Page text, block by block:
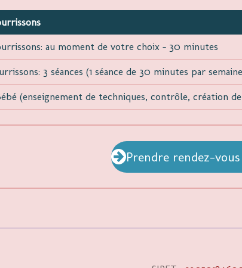
au moment de votre choix - 30 minutes
3 séances (1 séance de 30 minutes par
(enseignement de techniques, contrôle, création
Prendre rendez-vous